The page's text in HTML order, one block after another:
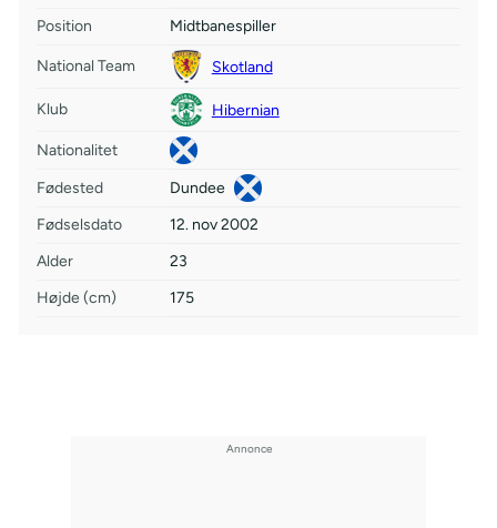
Position
Midtbanespiller
National Team Skotland
Klub Hibernian
Nationalitet
Fødested
Dundee
Fødselsdato
12. nov 2002
Alder
23
Højde (cm)
175